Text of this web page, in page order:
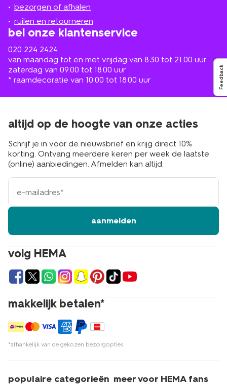
Feedback
bezorgen of afhalen
ruilen en retourneren
bel onze klantenservice
020 224 2424
van maandag tot en met vrijdag van 8.30 tot 21.00 uur
zaterdag van 09.00 tot 18.00 uur
* raamdecoratie van 10.00 tot 18.00 uur
de
buurt
volg HEMA
makkelijk betalen*
*afhankelijk van de gekozen bezorgopties
altijd op de hoogte van onze acties
Schrijf je in voor de nieuwsbrief en krijg direct 10%
korting. Ontvang meerdere keren per week de laatste
(online) aanbiedingen. Afmelden kan altijd.
e-
mailadres
aanmelden
populaire categorieën meer voor HEMA fans